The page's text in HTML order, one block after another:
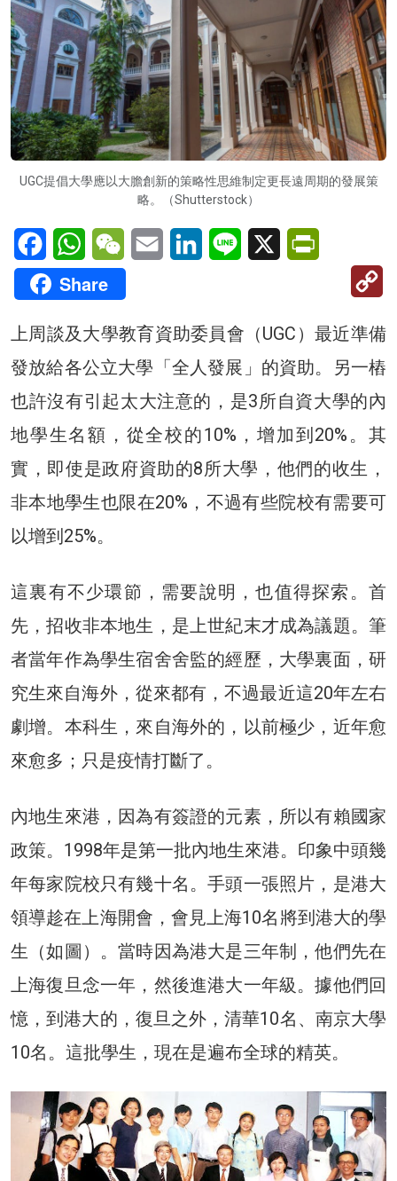
UGC提倡大學應以大膽創新的策略性思維制定更長遠周期的發展策
略。（Shutterstock）
FacebookWhatsAppWeChatEmail LinkedInLine X
Share
上周談及大學教育資助委員會（UGC）最近準備
發放給各公立大學「全人發展」的資助。另一樁
也許沒有引起太大注意的，是3所自資大學的內
地學生名額，從全校的10%，增加到20%。其
實，即使是政府資助的8所大學，他們的收生，
非本地學生也限在20%，不過有些院校有需要可
以增到25%。
這裏有不少環節，需要說明，也值得探索。首
先，招收非本地生，是上世紀末才成為議題。筆
者當年作為學生宿舍舍監的經歷，大學裏面，研
究生來自海外，從來都有，不過最近這20年左右
劇增。本科生，來自海外的，以前極少，近年愈
來愈多；只是疫情打斷了。
內地生來港，因為有簽證的元素，所以有賴國家
政策。1998年是第一批內地生來港。印象中頭幾
年每家院校只有幾十名。手頭一張照片，是港大
領導趁在上海開會，會見上海10名將到港大的學
生（如圖）。當時因為港大是三年制，他們先在
上海復旦念一年，然後進港大一年級。據他們回
憶，到港大的，復旦之外，清華10名、南京大學
10名。這批學生，現在是遍布全球的精英。